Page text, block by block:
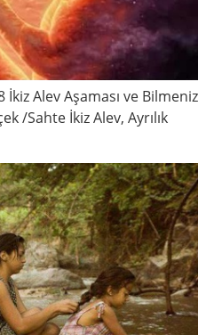
İkiz Alev Aşaması ve Bilmeniz
/Sahte İkiz Alev, Ayrılık